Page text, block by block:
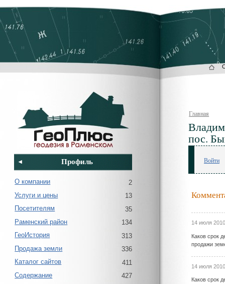
Профиль
О компании
2
Услуги и цены
13
Посетителям
35
Раменский район
134
ГеоИстория
313
Продажа земли
336
Каталог сайтов
411
Содержание
427
Главная
пос.
Войти
14 июля
Каков срок
продажи
14 июля
Каков срок